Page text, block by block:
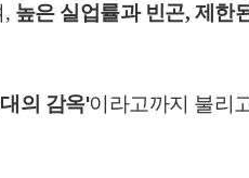
, 높은 실업률과 빈곤, 제한
의 감옥'이라고까지 불리